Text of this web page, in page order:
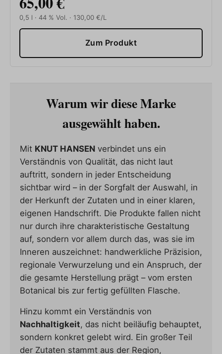
0,5 l · 44 % Vol. · 130,00 €/L
Zum Produkt
Warum wir diese Marke
ausgewählt haben.
Mit KNUT HANSEN verbindet uns ein
Verständnis von Qualität, das nicht laut
auftritt, sondern in jeder Entscheidung
sichtbar wird – in der Sorgfalt der Auswahl, in
der Herkunft der Zutaten und in einer klaren,
eigenen Handschrift. Die Produkte fallen nicht
nur durch ihre charakteristische Gestaltung
auf, sondern vor allem durch das, was sie im
Inneren auszeichnet: handwerkliche Präzision,
regionale Verwurzelung und ein Anspruch, der
die gesamte Herstellung prägt – vom ersten
Botanical bis zur fertig gefüllten Flasche.
Hinzu kommt ein Verständnis von
Nachhaltigkeit, das nicht beiläufig behauptet,
sondern konkret gelebt wird. Ein großer Teil
der Zutaten stammt aus der Region,